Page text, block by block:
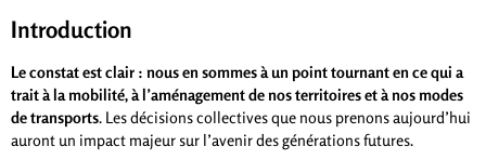
Introduction
Le constat est clair : nous en sommes à un point tournant en ce qui a
trait à la mobilité, à l’aménagement de nos territoires et à nos modes
de transports. Les décisions collectives que nous prenons aujourd’hui
auront un impact majeur sur l’avenir des générations futures.